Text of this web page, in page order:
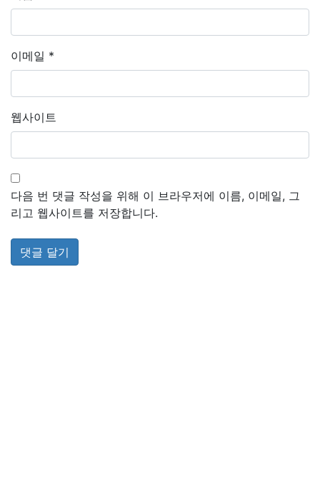
이메일 *
웹사이트
다음 번 댓글 작성을 위해 이 브라우저에 이름, 이메일, 그
리고 웹사이트를 저장합니다.